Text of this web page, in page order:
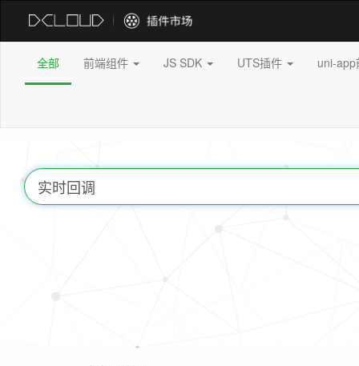
全部 前端组件 JS SDK UTS插件 uni-